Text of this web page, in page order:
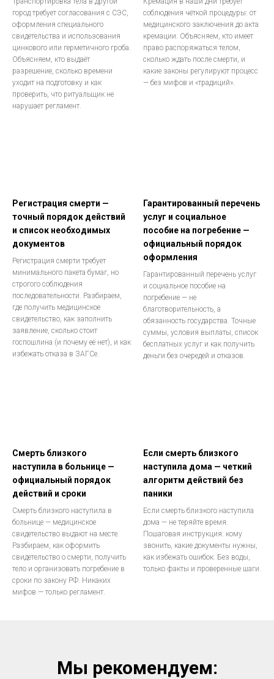
город требует согласования с СЭС,
оформления специального
свидетельства и использования
цинкового или герметичного гроба.
Объясняем, кто выдаёт
разрешение, сколько времени
уходит на подготовку и как
проверить, что ритуальщик не
нарушает регламент.
соблюдения чёткой процедуры: от
медицинского заключения до акта
кремации. Объясняем, кто имеет
право распоряжаться телом,
сколько ждать после смерти, и
какие законы регулируют процесс
— без мифов и «традиций».
Регистрация смерти —
точный порядок действий
и список необходимых
документов
Регистрация смерти требует
минимального пакета бумаг, но
строгого соблюдения
последовательности. Разбираем,
где получить медицинское
свидетельство, как заполнить
заявление, сколько стоит
госпошлина (и почему её нет), и как
избежать отказа в ЗАГСе.
Гарантированный перечень
услуг и социальное
пособие на погребение —
официальный порядок
оформления
Гарантированный перечень услуг
и социальное пособие на
погребение — не
благотворительность, а
обязанность государства. Точные
суммы, условия выплаты, список
бесплатных услуг и как получить
деньги без очередей и отказов.
Смерть близкого
наступила в больнице —
официальный порядок
действий и сроки
Смерть близкого наступила в
больнице — медицинское
свидетельство выдают на месте.
Разбираем, как оформить
свидетельство о смерти, получить
тело и организовать погребение в
сроки по закону РФ. Никаких
мифов — только регламент.
Если смерть близкого
наступила дома — четкий
алгоритм действий без
паники
Если смерть близкого наступила
дома — не теряйте время.
Пошаговая инструкция: кому
звонить, какие документы нужны,
как избежать ошибок. Без воды,
только факты и проверенные шаги.
Мы рекомендуем: